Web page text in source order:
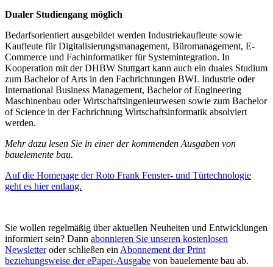
Dualer Studiengang möglich
Bedarfsorientiert ausgebildet werden Industriekaufleute sowie
Kaufleute für Digitalisierungsmanagement, Büromanagement, E-
Commerce und Fachinformatiker für Systemintegration. In
Kooperation mit der DHBW Stuttgart kann auch ein duales Studium
zum Bachelor of Arts in den Fachrichtungen BWL Industrie oder
International Business Management, Bachelor of Engineering
Maschinenbau oder Wirtschaftsingenieurwesen sowie zum Bachelor
of Science in der Fachrichtung Wirtschaftsinformatik absolviert
werden.
Mehr dazu lesen Sie in einer der kommenden Ausgaben von
bauelemente bau.
Auf die Homepage der Roto Frank Fenster- und Türtechnologie
geht es hier entlang.
Sie wollen regelmäßig über aktuellen Neuheiten und Entwicklungen
informiert sein? Dann abonnieren Sie unseren kostenlosen
Newsletteroder schließen einAbonnement der Print
beziehungsweise der ePaper-Ausgabe von bauelemente bau ab.